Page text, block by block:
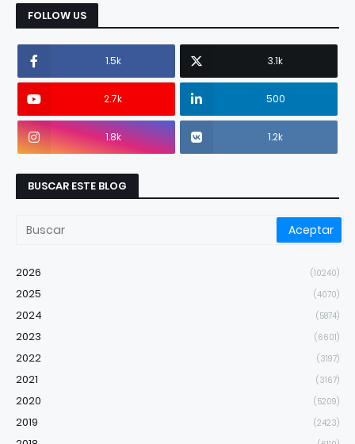
FOLLOW US
1.5k 3.1k
2.7k 500
1.8k 1.2k
BUSCAR ESTE BLOG
2026 (10240)
2025 (4070)
2024 (5874)
2023 (6601)
2022 (3197)
2021 (3167)
2020 (5209)
2019 (2423)